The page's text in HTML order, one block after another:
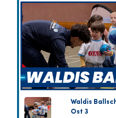
Waldis
Ost 3